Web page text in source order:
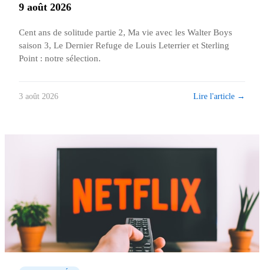
9 août 2026
Cent ans de solitude partie 2, Ma vie avec les Walter Boys
saison 3, Le Dernier Refuge de Louis Leterrier et Sterling
Point : notre sélection.
3 août 2026 Lire l'article →